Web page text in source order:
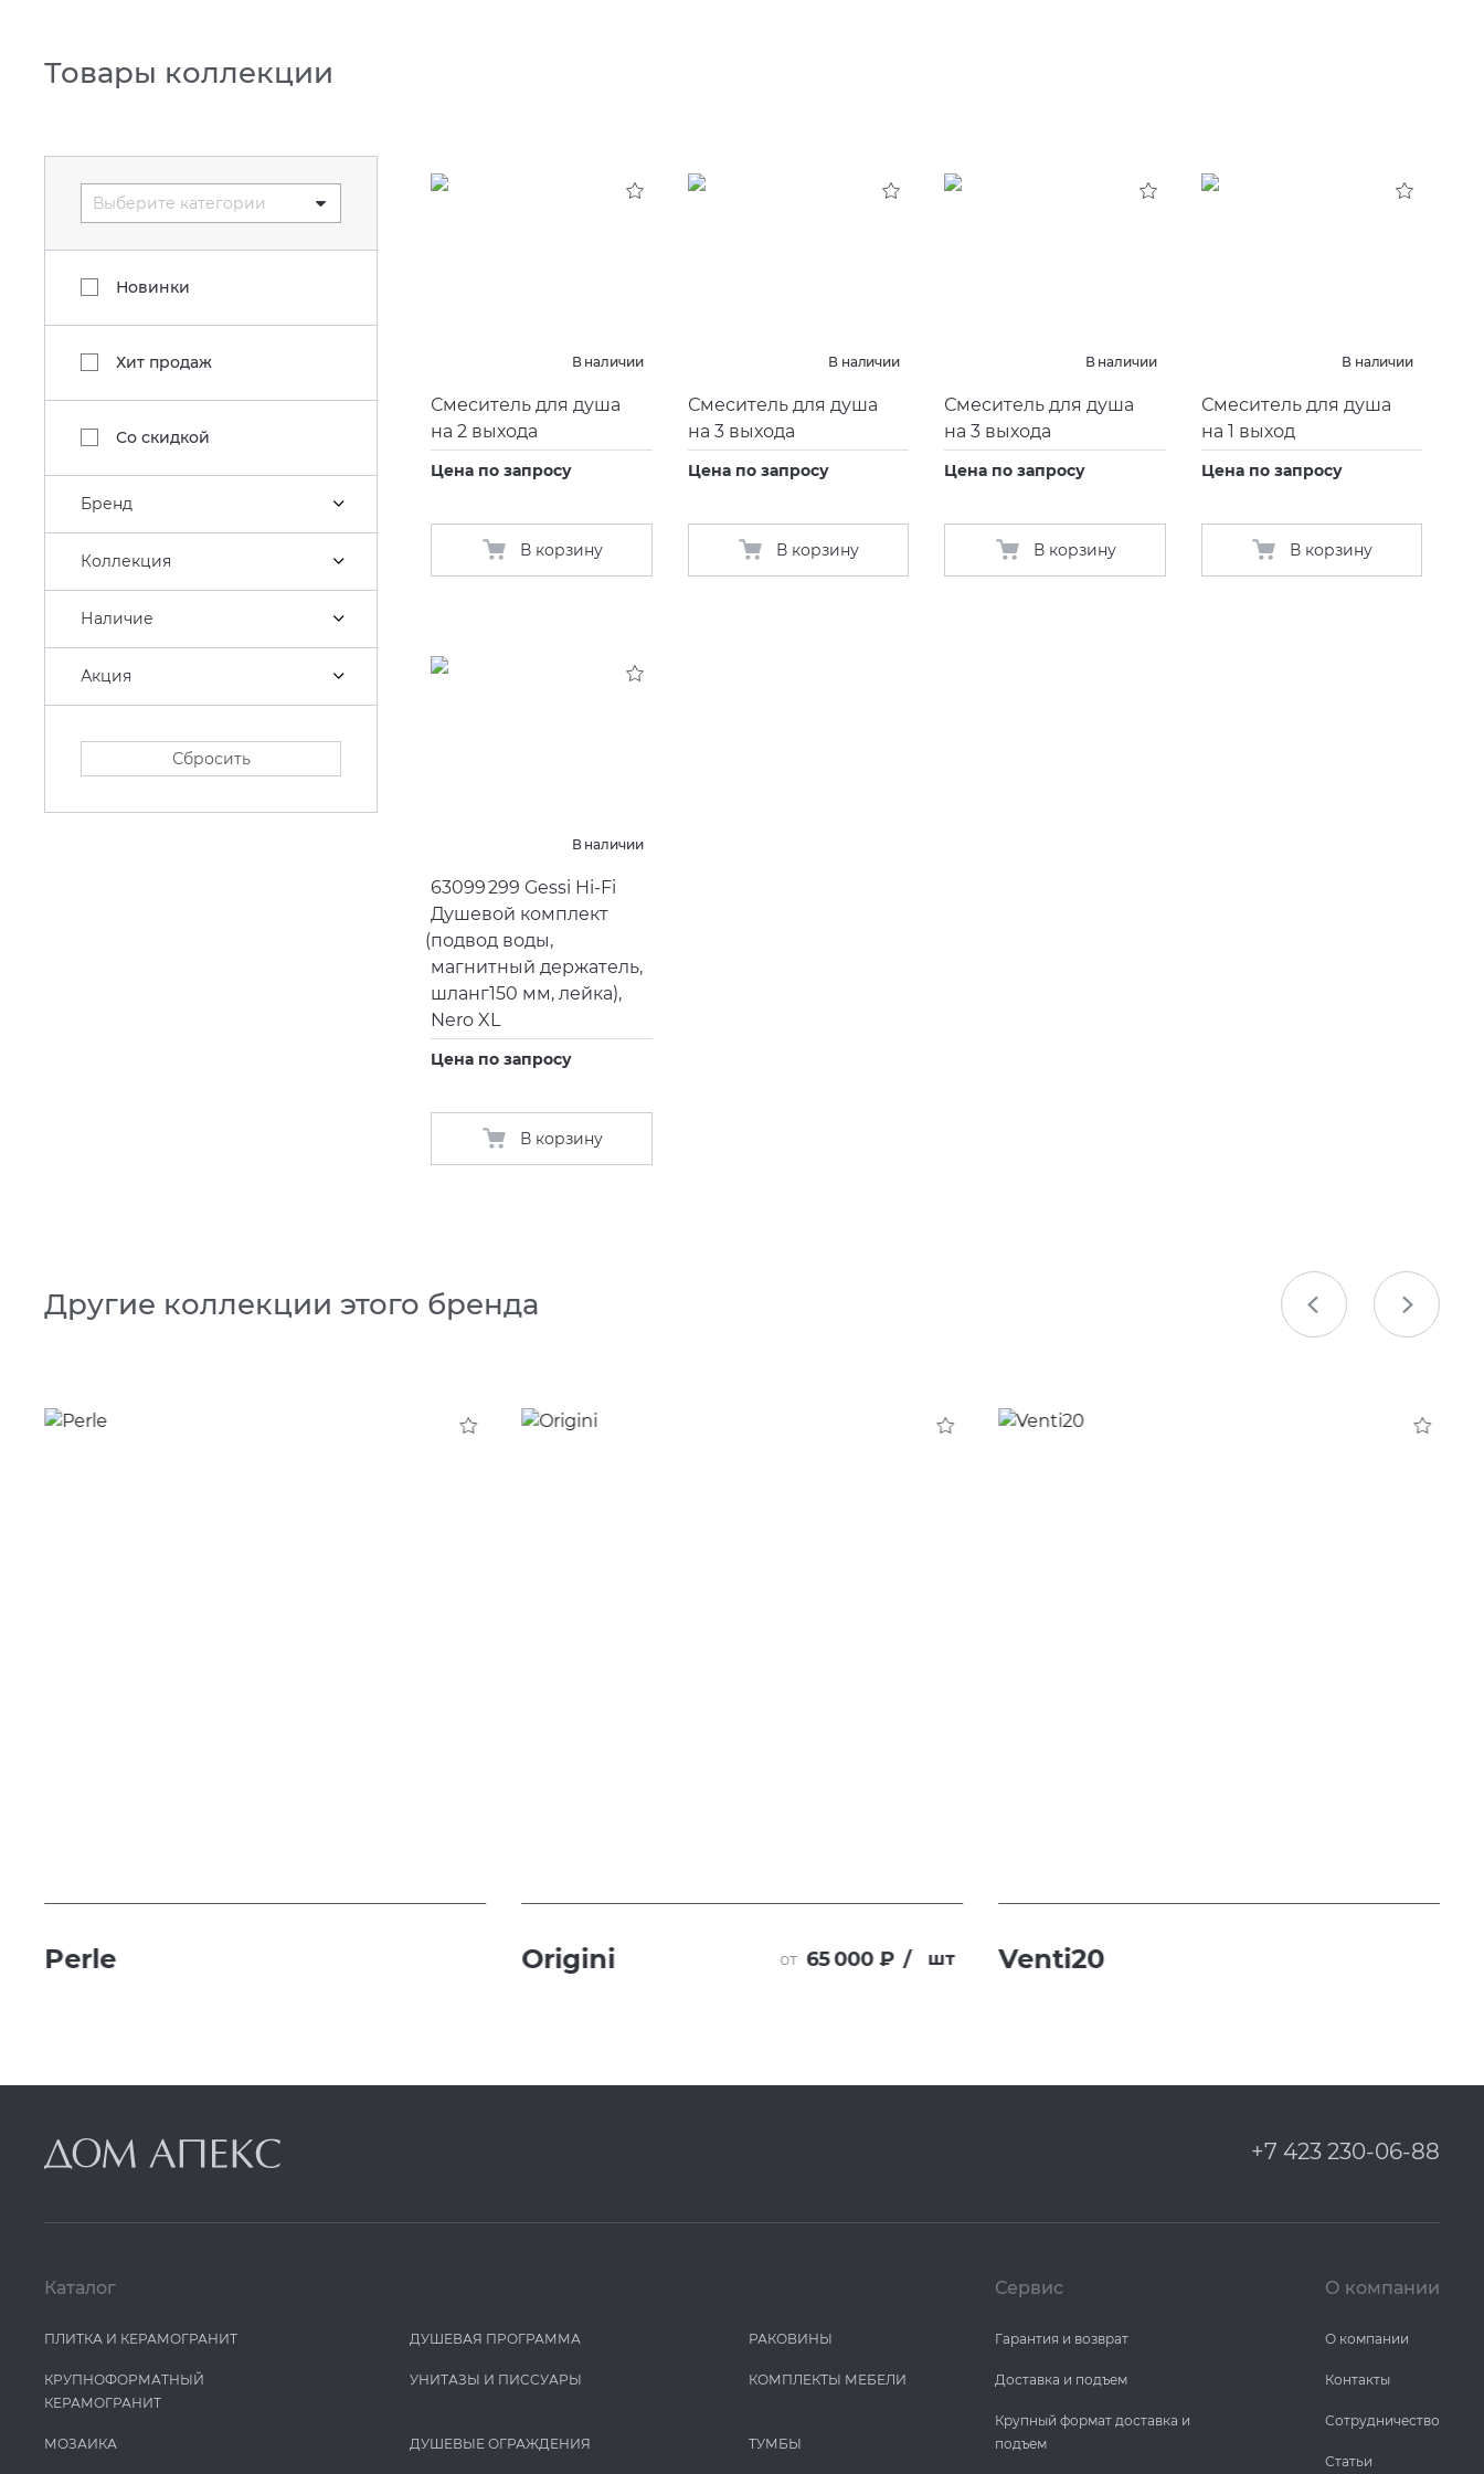
Товары коллекции
Выберите категории
Новинки
Хит продаж
Со скидкой
Бренд
Коллекция
Наличие
Акция
Сбросить
В наличии
Смеситель для душа
на 2 выхода
Цена по запросу
В корзину
В наличии
Смеситель для душа
на 3 выхода
Цена по запросу
В корзину
В наличии
Смеситель для душа
на 3 выхода
Цена по запросу
В корзину
В наличии
Смеситель для душа
на 1 выход
Цена по запросу
В корзину
В наличии
63099 299 Gessi Hi-Fi
Душевой комплект
(подвод воды,
магнитный держатель,
шланг150 мм, лейка),
Nero XL
Цена по запросу
В корзину
Другие коллекции этого бренда
Perle Origini от 65 000 ₽ / шт Venti20
+7 423 230-06-88
Каталог
ПЛИТКА И КЕРАМОГРАНИТ
КРУПНОФОРМАТНЫЙ
КЕРАМОГРАНИТ
МОЗАИКА
ДУШЕВАЯ ПРОГРАММА
УНИТАЗЫ И ПИCCУАРЫ
ДУШЕВЫЕ ОГРАЖДЕНИЯ
РАКОВИНЫ
КОМПЛЕКТЫ МЕБЕЛИ
ТУМБЫ
Сервис
Гарантия и возврат
Доставка и подъем
Крупный формат доставка и
подъем
О компании
О компании
Контакты
Сотрудничество
Статьи